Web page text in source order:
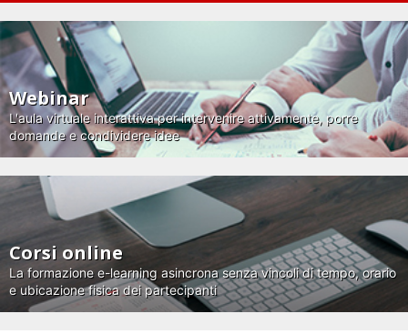
Webinar
L'aula virtuale interattiva per intervenire attivamente, porre
domande e condividere idee
Corsi online
La formazione e-learning asincrona senza vincoli di tempo, orario
e ubicazione fisica dei partecipanti